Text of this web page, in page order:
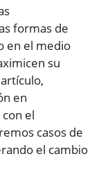
formas de
en el medio
su
en
el
casos de
el cambio